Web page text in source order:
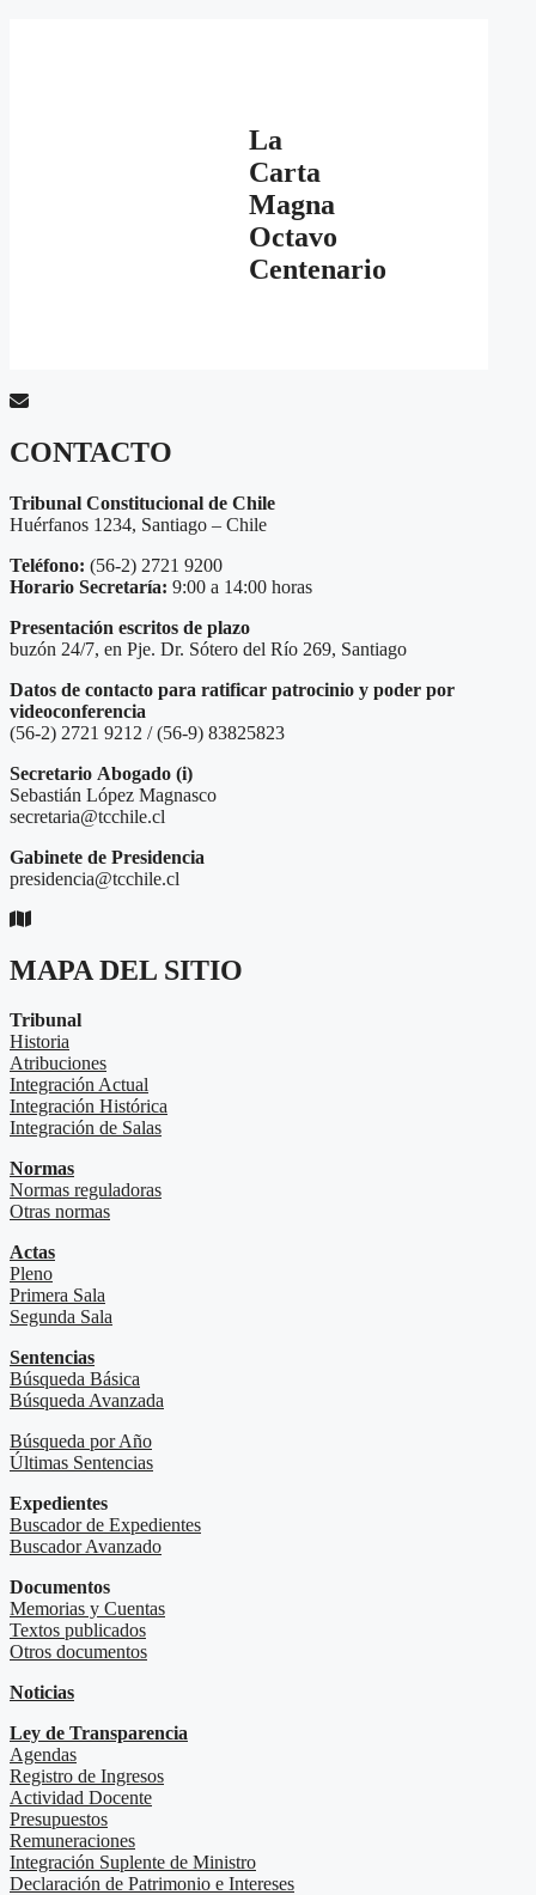
La
Carta
Magna
Octavo
Centenario
CONTACTO
Tribunal Constitucional de Chile
Huérfanos 1234, Santiago – Chile
Teléfono: (56-2) 2721 9200
Horario Secretaría: 9:00 a 14:00 horas
Presentación escritos de plazo
buzón 24/7, en Pje. Dr. Sótero del Río 269, Santiago
Datos de contacto para ratificar patrocinio y poder por
videoconferencia
(56-2) 2721 9212 / (56-9) 83825823
Secretario Abogado (i)
Sebastián López Magnasco
secretaria@tcchile.cl
Gabinete de Presidencia
presidencia@tcchile.cl
MAPA DEL SITIO
Tribunal
Historia
Atribuciones
Integración Actual
Integración Histórica
Integración de Salas
Normas
Normas reguladoras
Otras normas
Actas
Pleno
Primera Sala
Segunda Sala
Sentencias
Búsqueda Básica
Búsqueda Avanzada
Búsqueda por Año
Últimas Sentencias
Expedientes
Buscador de Expedientes
Buscador Avanzado
Documentos
Memorias y Cuentas
Textos publicados
Otros documentos
Noticias
Ley de Transparencia
Agendas
Registro de Ingresos
Actividad Docente
Presupuestos
Remuneraciones
Integración Suplente de Ministro
Declaración de Patrimonio e Intereses